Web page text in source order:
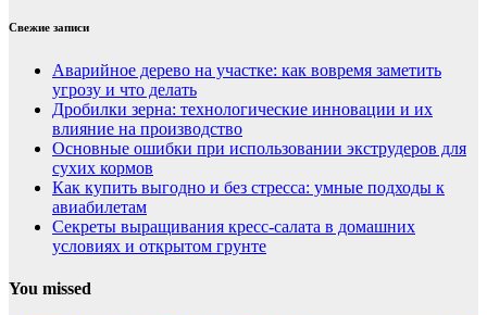
Свежие записи
Аварийное дерево на участке: как вовремя заметить
угрозу и что делать
Дробилки зерна: технологические инновации и их
влияние на производство
Основные ошибки при использовании экструдеров для
сухих кормов
Как купить выгодно и без стресса: умные подходы к
авиабилетам
Секреты выращивания кресс-салата в домашних
условиях и открытом грунте
You missed